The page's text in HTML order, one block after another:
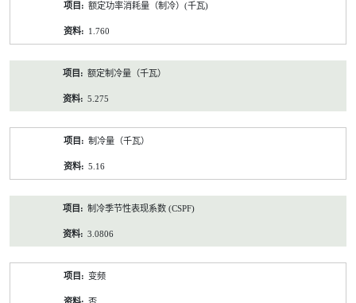
额定功率消耗量（制冷）(千瓦)
1.760
额定制冷量（千瓦）
5.275
制冷量（千瓦）
5.16
制冷季节性表现系数 (CSPF)
3.0806
变频